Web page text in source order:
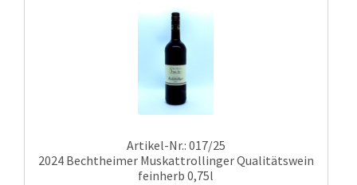
Artikel-Nr.: 017/25
2024 Bechtheimer Muskattrollinger Qualitätswein
feinherb 0,75l